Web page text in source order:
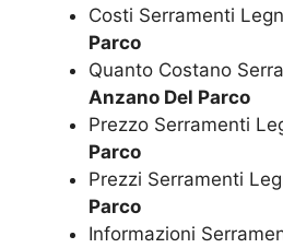
Costi Serramenti
Parco
Quanto Costano
Anzano Del Parco
Prezzo Serramenti
Parco
Prezzi Serramenti
Parco
Informazioni